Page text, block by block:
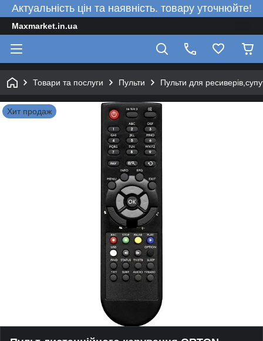
Актуальність цін та наявність. товару уточнюйте!
Maxmarket.in.ua
Товари та послуги Пульти Пульти для
Хит продаж